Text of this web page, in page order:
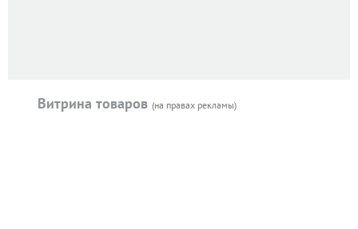
Витрина товаров (на правах рекламы)